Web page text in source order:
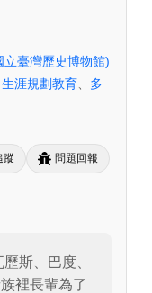
立臺灣歷史博物館)
生涯規劃教育
多
蹤 問題回報
斯、巴度、
裡長輩為了